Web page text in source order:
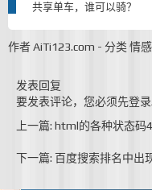
共享单车，谁可以骑？
作者AiTi123.com - 分类 情
发表回复
要发表评论，您必须先登录
上一篇: html的各种状态
下一篇: 百度搜索排名中出